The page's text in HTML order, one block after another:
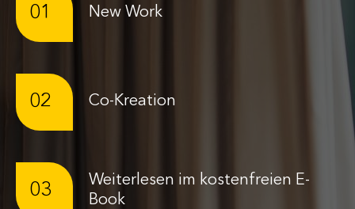
01 New Work
02 Co-Kreation
03
Weiterlesen im kostenfreien E-
Book